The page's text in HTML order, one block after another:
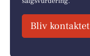
Bliv kontaktet